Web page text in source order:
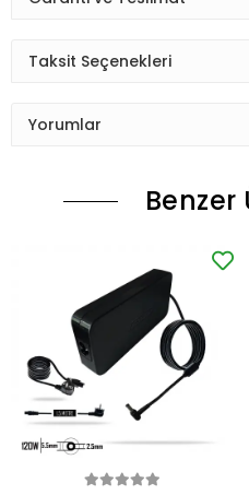
Taksit Seçenekleri
Yorumlar
Benzer